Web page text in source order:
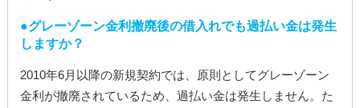
グレーゾーン金利撤廃後の借入れでも過払い金は発生
しますか？
2010年6月以降の新規契約では、原則としてグレーゾーン
金利が撤廃されているため、過払い金は発生しません。た